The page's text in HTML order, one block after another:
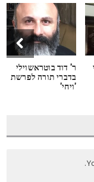
ר' דוד בוטראשוילי
בדברי תורה לפרשת
'ויחי'